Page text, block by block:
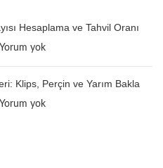
Hesaplama ve Tahvil Oranı
Yorum yok
Klips, Perçin ve Yarım Bakla
Yorum yok